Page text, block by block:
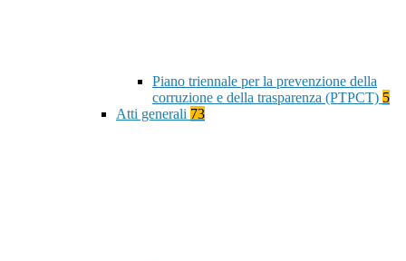
Piano triennale per la prevenzione della
corruzione e della trasparenza (PTPCT) 5
Atti generali 73